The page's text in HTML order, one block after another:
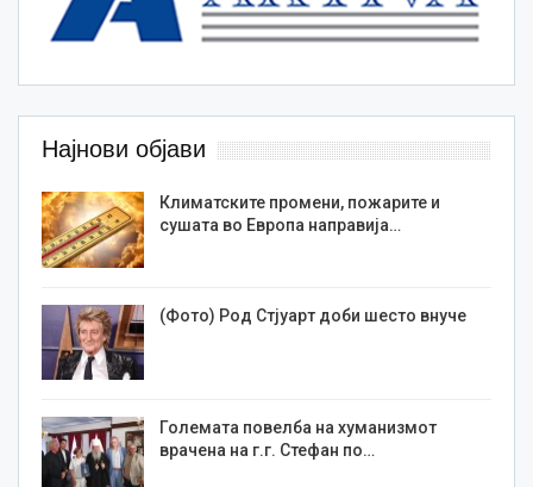
Најнови објави
Климатските промени, пожарите и
сушата во Европа направија…
(Фото) Род Стјуарт доби шесто внуче
Големата повелба на хуманизмот
врачена на г.г. Стефан по…